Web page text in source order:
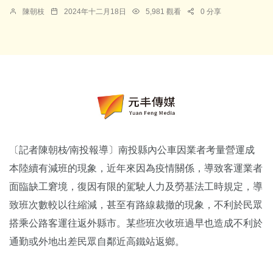
陳朝枝 2024年十二月18日 5,981 觀看 0 分享
〔記者陳朝枝∕南投報導〕南投縣內公車因業者考量營運成
本陸續有減班的現象，近年來因為疫情關係，導致客運業者
面臨缺工窘境，復因有限的駕駛人力及勞基法工時規定，導
致班次數較以往縮減，甚至有路線裁撤的現象，不利於民眾
搭乘公路客運往返外縣市。某些班次收班過早也造成不利於
通勤或外地出差民眾自鄰近高鐵站返鄉。